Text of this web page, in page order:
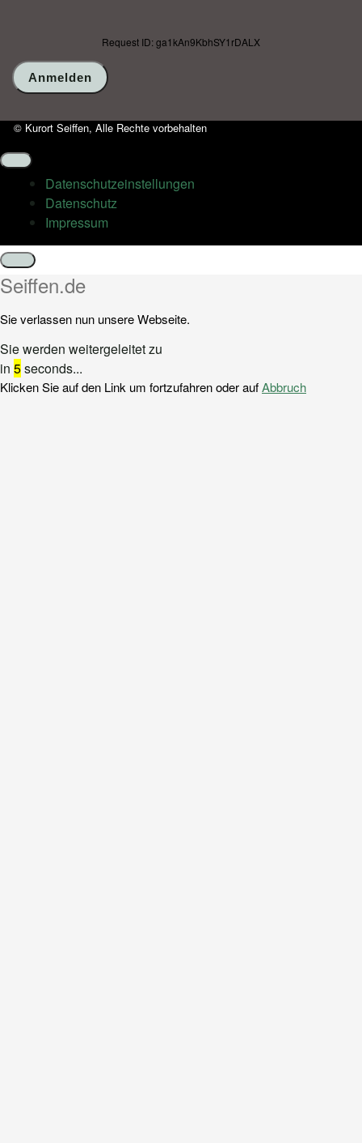
Request ID: ga1kAn9KbhSY1rDALX
© Kurort Seiffen, Alle Rechte vorbehalten
Datenschutz­einstellungen
Datenschutz
Impressum
Schließen
Seiffen.de
Sie verlassen nun unsere Webseite.
Sie werden weitergeleitet zu
in 5seconds...
Klicken Sie auf den Link um fortzufahren oder aufAbbruch